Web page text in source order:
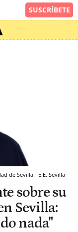
de Sevilla. E.E. Sevilla
sobre su
Sevilla:
nada"